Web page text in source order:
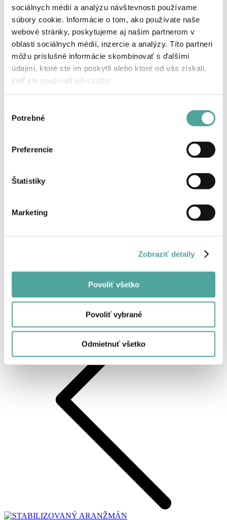
sociálnych médií a analýzu návštevnosti používame
súbory cookie. Informácie o tom, ako používate naše
webové stránky, poskytujeme aj našim partnerom v
oblasti sociálnych médií, inzercie a analýzy. Títo partneri
môžu príslušné informácie skombinovať s ďalšími
údajmi, ktoré ste im poskytli alebo ktoré od vás získali,
keď ste používali ich služby.
súhlasu
Potrebné
Preferencie
Štatistiky
Marketing
Zobraziť detaily
Povoliť všetko
Povoliť vybrané
Odmietnuť všetko